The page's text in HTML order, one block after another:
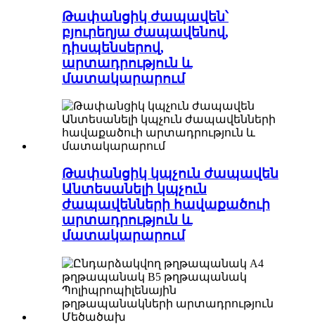
Թափանցիկ ժապավեն՝
բյուրեղյա ժապավենով,
դիսպենսերով,
արտադրություն և
մատակարարում
Թափանցիկ կպչուն ժապավեն
Անտեսանելի կպչուն
ժապավենների հավաքածուի
արտադրություն և
մատակարարում